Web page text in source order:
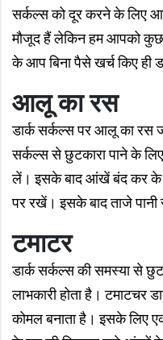
सर्कल्स को दूर करने के लिए
मौजूद हैं लेकिन हम आपको कुछ
के आप बिना पैसे खर्च किए ही
आलू का रस
डार्क सर्कल्स पर आलू का रस
सर्कल्स से छुटकारा पाने के
लें। इसके बाद आंखें बंद कर
पर रखें। इसके बाद ताजे
टमाटर
डार्क सर्कल्स की समस्या से
लाभकारी होता है। टमाटचर
कोमल बनाता है। इसके लिए